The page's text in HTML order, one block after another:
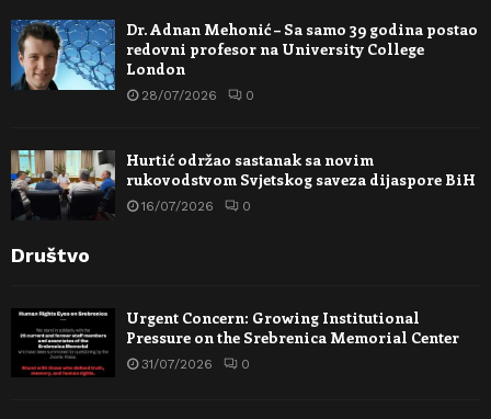
Dr. Adnan Mehonić – Sa samo 39 godina postao
redovni profesor na University College
London
28/07/2026 0
Hurtić održao sastanak sa novim
rukovodstvom Svjetskog saveza dijaspore BiH
16/07/2026 0
Društvo
Urgent Concern: Growing Institutional
Pressure on the Srebrenica Memorial Center
31/07/2026 0